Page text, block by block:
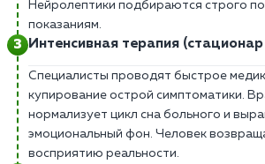
Нейролептики подбираются строго
показаниям.
Интенсивная терапия
Специалисты проводят быстрое
купирование острой симптоматики.
нормализует цикл сна больного и
эмоциональный фон. Человек
восприятию реальности.